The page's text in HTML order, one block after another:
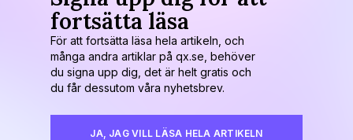
fortsätta läsa
För att fortsätta läsa hela artikeln, och
många andra artiklar på qx.se, behöver
du signa upp dig, det är helt gratis och
du får dessutom våra nyhetsbrev.
JA, JAG VILL LÄSA HELA ARTIKELN